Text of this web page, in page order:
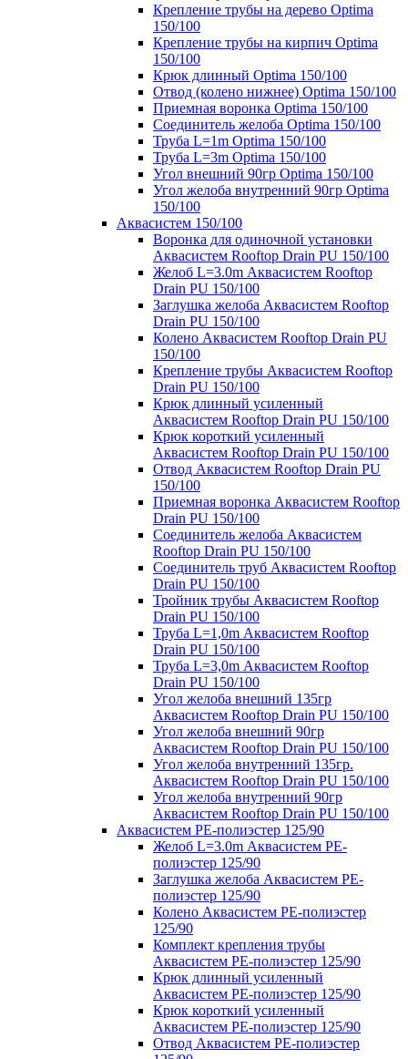
Крепление трубы на дерево Optima
150/100
Крепление трубы на кирпич Optima
150/100
Крюк длинный Optima 150/100
Отвод (колено нижнее) Optima 150/100
Приемная воронка Optima 150/100
Соединитель желоба Optima 150/100
Труба L=1m Optima 150/100
Труба L=3m Optima 150/100
Угол внешний 90гр Optima 150/100
Угол желоба внутренний 90гр Optima
150/100
Аквасистем 150/100
Воронка для одиночной установки
Аквасистем Rooftop Drain PU 150/100
Желоб L=3.0m Аквасистем Rooftop
Drain PU 150/100
Заглушка желоба Аквасистем Rooftop
Drain PU 150/100
Колено Аквасистем Rooftop Drain PU
150/100
Крепление трубы Аквасистем Rooftop
Drain PU 150/100
Крюк длинный усиленный
Аквасистем Rooftop Drain PU 150/100
Крюк короткий усиленный
Аквасистем Rooftop Drain PU 150/100
Отвод Аквасистем Rooftop Drain PU
150/100
Приемная воронка Аквасистем Rooftop
Drain PU 150/100
Соединитель желоба Аквасистем
Rooftop Drain PU 150/100
Соединитель труб Аквасистем Rooftop
Drain PU 150/100
Тройник трубы Аквасистем Rooftop
Drain PU 150/100
Труба L=1,0m Аквасистем Rooftop
Drain PU 150/100
Труба L=3,0m Аквасистем Rooftop
Drain PU 150/100
Угол желоба внешний 135гр
Аквасистем Rooftop Drain PU 150/100
Угол желоба внешний 90гр
Аквасистем Rooftop Drain PU 150/100
Угол желоба внутренний 135гр.
Аквасистем Rooftop Drain PU 150/100
Угол желоба внутренний 90гр
Аквасистем Rooftop Drain PU 150/100
Аквасистем PE-полиэстер 125/90
Желоб L=3.0m Аквасистем PE-
полиэстер 125/90
Заглушка желоба Аквасистем PE-
полиэстер 125/90
Колено Аквасистем PE-полиэстер
125/90
Комплект крепления трубы
Аквасистем PE-полиэстер 125/90
Крюк длинный усиленный
Аквасистем PE-полиэстер 125/90
Крюк короткий усиленный
Аквасистем PE-полиэстер 125/90
Отвод Аквасистем РЕ-полиэстер